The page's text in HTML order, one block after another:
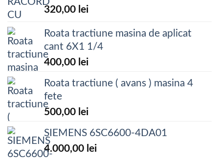
320,00 lei
Roata tractiune masina de aplicat
cant 6X1 1/4
400,00 lei
Roata tractiune ( avans ) masina 4
fete
500,00 lei
SIEMENS 6SC6600-4DA01
4.000,00 lei